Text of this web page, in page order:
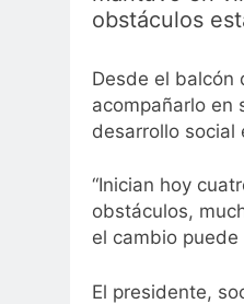
obstáculos
Desde el balcón
acompañarlo en
desarrollo social
“Inician hoy
obstáculos,
el cambio puede
El presidente,